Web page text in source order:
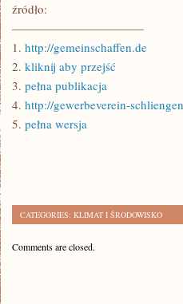
źródło:
———————————
1. http://gemeinschaffen.de
2. kliknij aby przejść
3. pełna publikacja
4. http://gewerbeverein-
5. pełna wersja
CATEGORIES: KLIMAT I ŚRODOWISKO
Comments are closed.